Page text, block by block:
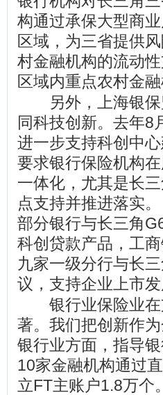
构通过承保大型商
区域，为三省提供
村金融机构的流动
区域内重点农村金
另外，上海银保
同科技创新。去年8
进一步支持科创中
要求银行保险机构
一体化，尤其是长
点支持并推进落实
部分银行与长三角
科创贷款产品，工
九家一级分行与长
议，支持企业上市发
银行业保险业在
著。我们把创新作
银行业方面，指导
10家金融机构通过
立FT主账户1.8万个